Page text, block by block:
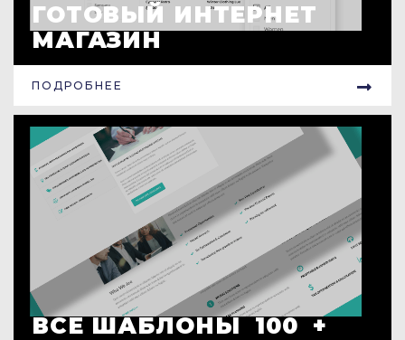
ГОТОВЫЙ ИНТЕРНЕТ
МАГАЗИН
ПОДРОБНЕЕ
ВСЕ ШАБЛОНЫ 100 +